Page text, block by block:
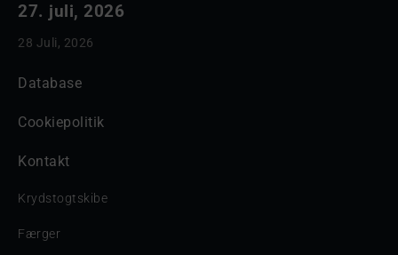
27. juli, 2026
28 Juli, 2026
Database
Cookiepolitik
Kontakt
Krydstogtskibe
Færger